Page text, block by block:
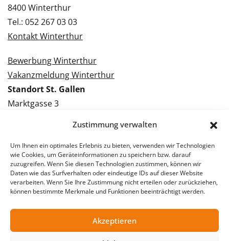
Zustimmung verwalten
Um Ihnen ein optimales Erlebnis zu bieten, verwenden wir Technologien
wie Cookies, um Geräteinformationen zu speichern bzw. darauf
zuzugreifen. Wenn Sie diesen Technologien zustimmen, können wir
Daten wie das Surfverhalten oder eindeutige IDs auf dieser Website
verarbeiten. Wenn Sie Ihre Zustimmung nicht erteilen oder zurückziehen,
können bestimmte Merkmale und Funktionen beeinträchtigt werden.
Akzeptieren
8400 Winterthur
Tel.: 052 267 03 03
Kontakt Winterthur
Bewerbung Winterthur
Vakanzmeldung Winterthur
Standort St. Gallen
Marktgasse 3
Kontakt St. Gallen
Bewerbung St. Gallen
Vakanzmeldung St. Gallen
© 2026 Stellentreff AG